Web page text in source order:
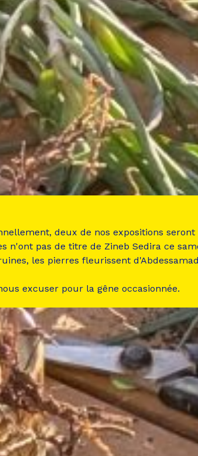
deux de nos expositions
n'ont pas de titre de Zineb Sedira ce
les pierres fleurissent
excuser pour la gêne occasionnée.